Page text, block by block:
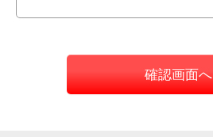
確認画面へ